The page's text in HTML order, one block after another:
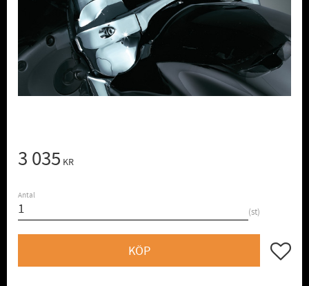
3 035 KR
Antal
st
KÖP Lägg